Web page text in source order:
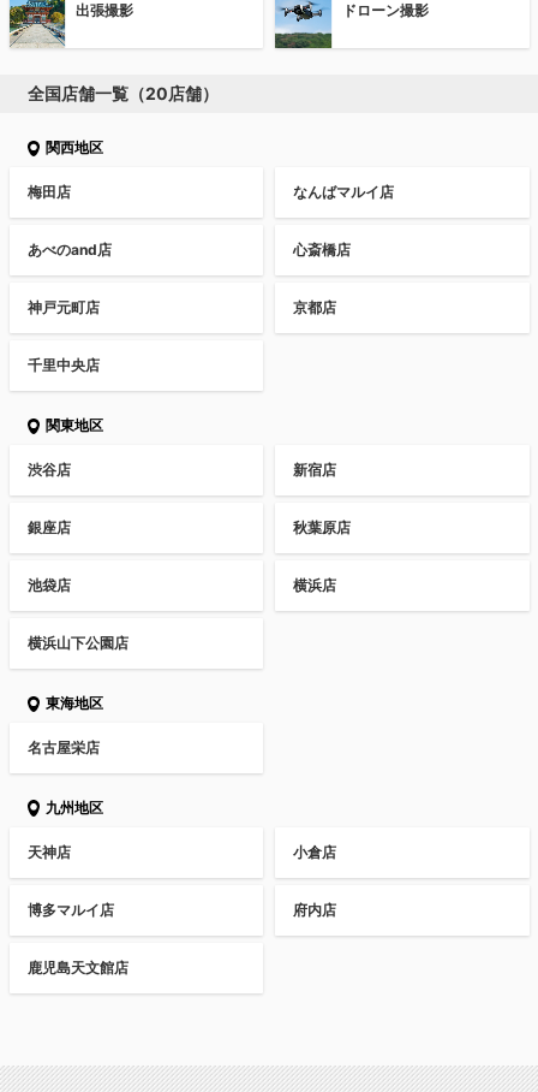
出張撮影 ドローン撮影
全国店舗一覧（20店舗）
関西地区
梅田店 なんばマルイ店
あべのand店 心斎橋店
神戸元町店 京都店
千里中央店
関東地区
渋谷店 新宿店
銀座店 秋葉原店
池袋店 横浜店
横浜山下公園店
東海地区
名古屋栄店
九州地区
天神店 小倉店
博多マルイ店 府内店
鹿児島天文館店